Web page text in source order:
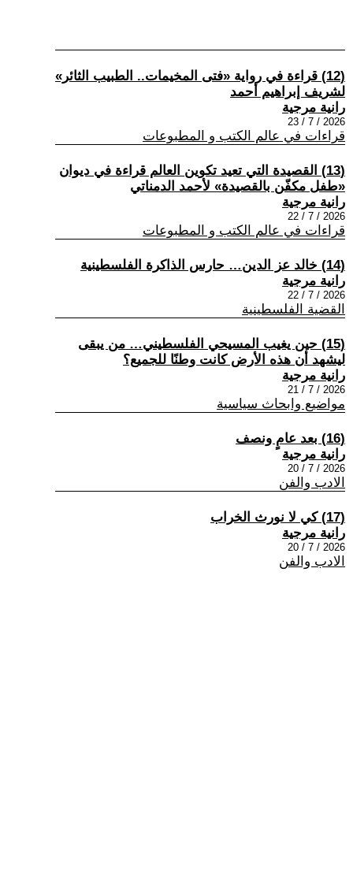
(12) قراءة في رواية «فتى المخيمات.. الطبيب الثائر»
لشريف إبراهيم أحمد
رانية مرجية
2026 / 7 / 23
قراءات في عالم الكتب و المطبوعات
(13) القصيدة التي تعيد تكوين العالم قراءة في ديوان
«طفل مكفّن بالقصيدة» لأحمد الدمناتي
رانية مرجية
2026 / 7 / 22
قراءات في عالم الكتب و المطبوعات
(14) خالد عز الدين… حارس الذاكرة الفلسطينية
رانية مرجية
2026 / 7 / 22
القضية الفلسطينية
(15) حين يغيب المسيحي الفلسطيني… من يبقى
ليشهد أن هذه الأرض كانت وطنًا للجميع؟
رانية مرجية
2026 / 7 / 21
مواضيع وابحاث سياسية
(16) بعد عامٍ ونصف
رانية مرجية
2026 / 7 / 20
الادب والفن
(17) كي لا نورث الخراب
رانية مرجية
2026 / 7 / 20
الادب والفن